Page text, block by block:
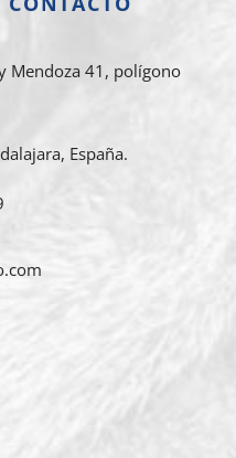
Mendoza 41, polígono
España.